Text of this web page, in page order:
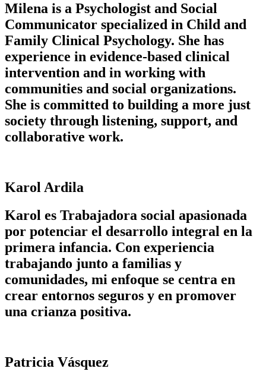
Milena is a Psychologist and Social
Communicator specialized in Child and
Family Clinical Psychology. She has
experience in evidence-based clinical
intervention and in working with
communities and social organizations.
She is committed to building a more just
society through listening, support, and
collaborative work.
Karol Ardila
Karol es Trabajadora social apasionada
por potenciar el desarrollo integral en la
primera infancia. Con experiencia
trabajando junto a familias y
comunidades, mi enfoque se centra en
crear entornos seguros y en promover
una crianza positiva.
Patricia Vásquez